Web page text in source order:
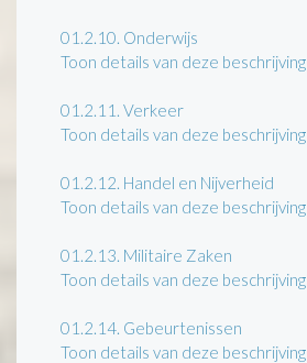
01.2.10. Onderwijs
Toon details van deze beschrijving
01.2.11. Verkeer
Toon details van deze beschrijving
01.2.12. Handel en Nijverheid
Toon details van deze beschrijving
01.2.13. Militaire Zaken
Toon details van deze beschrijving
01.2.14. Gebeurtenissen
Toon details van deze beschrijving